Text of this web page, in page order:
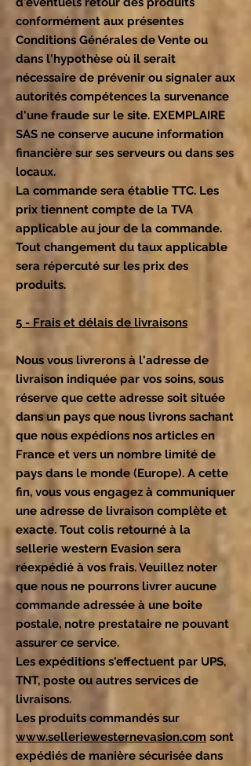
conformément aux présentes
Conditions Générales de Vente ou
dans l'hypothèse où il serait
nécessaire de prévenir ou signaler aux
autorités compétences la survenance
d'une fraude sur le site. EXEMPLAIRE
SAS ne conserve aucune information
financière sur ses serveurs ou dans ses
locaux.
La commande sera établie TTC. Les
prix tiennent compte de la TVA
applicable au jour de la commande.
Tout changement du taux applicable
sera répercuté sur les prix des
produits.
5 - Frais et délais de livraisons
Nous vous livrerons à l'adresse de
livraison indiquée par vos soins, sous
réserve que cette adresse soit située
dans un pays que nous livrons sachant
que nous expédions nos articles en
France et vers un nombre limité de
pays dans le monde (Europe). A cette
fin, vous vous engagez à communiquer
une adresse de livraison complète et
exacte. Tout colis retourné à la
sellerie western Evasion sera
réexpédié à vos frais. Veuillez noter
que nous ne pourrons livrer aucune
commande adressée à une boite
postale, notre prestataire ne pouvant
assurer ce service.
Les expéditions s'effectuent par UPS,
TNT, poste ou autres services de
livraisons.
Les produits commandés sur
www.selleriewesternevasion.com sont
expédiés de manière sécurisée dans